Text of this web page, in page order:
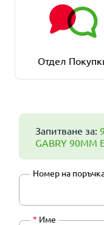
Отдел
Запитване за:
GABRY 90ММ
Номер на
* Име